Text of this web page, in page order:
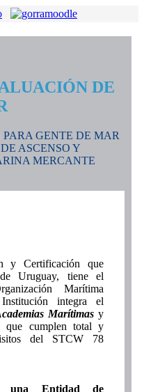
DE
GENTE DE MAR
ASCENSO Y
MERCANTE
y Certificación que
Uruguay, tiene el
Marítima
integra el
Marítimas y
que cumplen total y
del STCW 78
una Entidad de